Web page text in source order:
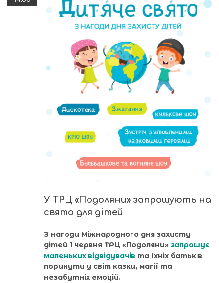
У ТРЦ «Подоляни» запрошують на
свято для дітей
З нагоди Міжнародного дня захисту
дітей 1 червня ТРЦ «Подоляни» запрошує
маленьких відвідувачів та їхніх батьків
поринути у світ казки, магії та
незабутніх емоцій.